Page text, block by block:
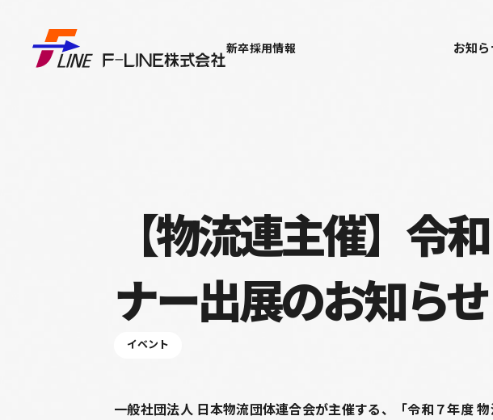
Ｆ－ＬＩＮＥ株式会社 新卒採用情報 お知ら
【物流連主催】令
ナー出展のお知らせ
イベント
一般社団法人 日本物流団体連合会が主催する、「令和７年度